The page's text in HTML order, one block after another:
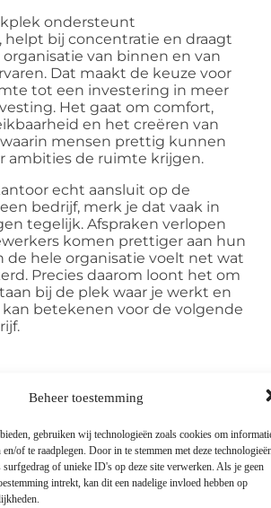
Beheer toestemming
gebruiken wij technologieën zoals cookies om
en/of te raadplegen. Door in te stemmen met deze
of unieke ID's op deze site verwerken. Als je geen
intrekt, kan dit een nadelige invloed hebben op
ondersteunt
helpt bij concentratie en draagt
organisatie van binnen en van
Dat maakt de keuze voor
tot een investering in meer
Het gaat om comfort,
en het creëren van
mensen prettig kunnen
ambities de ruimte krijgen.
echt aansluit op de
bedrijf, merk je dat vaak in
tegelijk. Afspraken verlopen
komen prettiger aan hun
de hele organisatie voelt net wat
Precies daarom loont het om
bij de plek waar je werkt en
betekenen voor de volgende
vragen
keuze van kantoorlocatie